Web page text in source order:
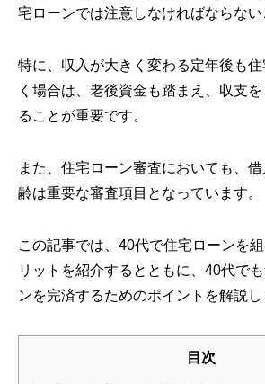
宅ローンでは注意しなければならない
特に、収入が大きく変わる定年後も
く場合は、老後資金も踏まえ、収支
ることが重要です。
また、住宅ローン審査においても、
齢は重要な審査項目となっています。
この記事では、40代で住宅ローンを
リットを紹介するとともに、40代で
ンを完済するためのポイントを解説し
目次